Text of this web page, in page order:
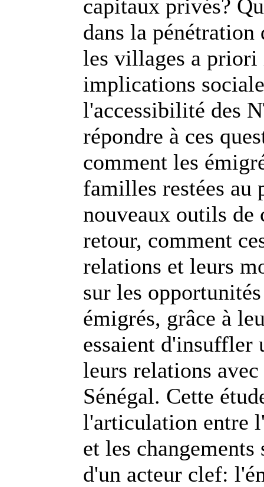
capitaux privés?
dans la pénétration
les villages a priori
implications
l'accessibilité des
répondre à ces
comment les
familles restées au
nouveaux outils de
retour, comment
relations et leurs
sur les
émigrés, grâce à
essaient d'insuffler
leurs relations
Sénégal. Cette
l'articulation entre
et les
d'un acteur clef: